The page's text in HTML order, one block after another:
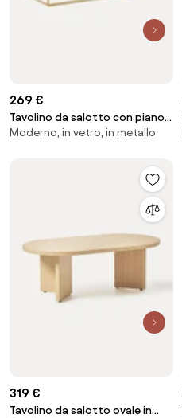
269 €
Tavolino da salotto con piano
in vetro Maya
Moderno, in vetro, in metallo
319 €
Tavolino da salotto ovale in